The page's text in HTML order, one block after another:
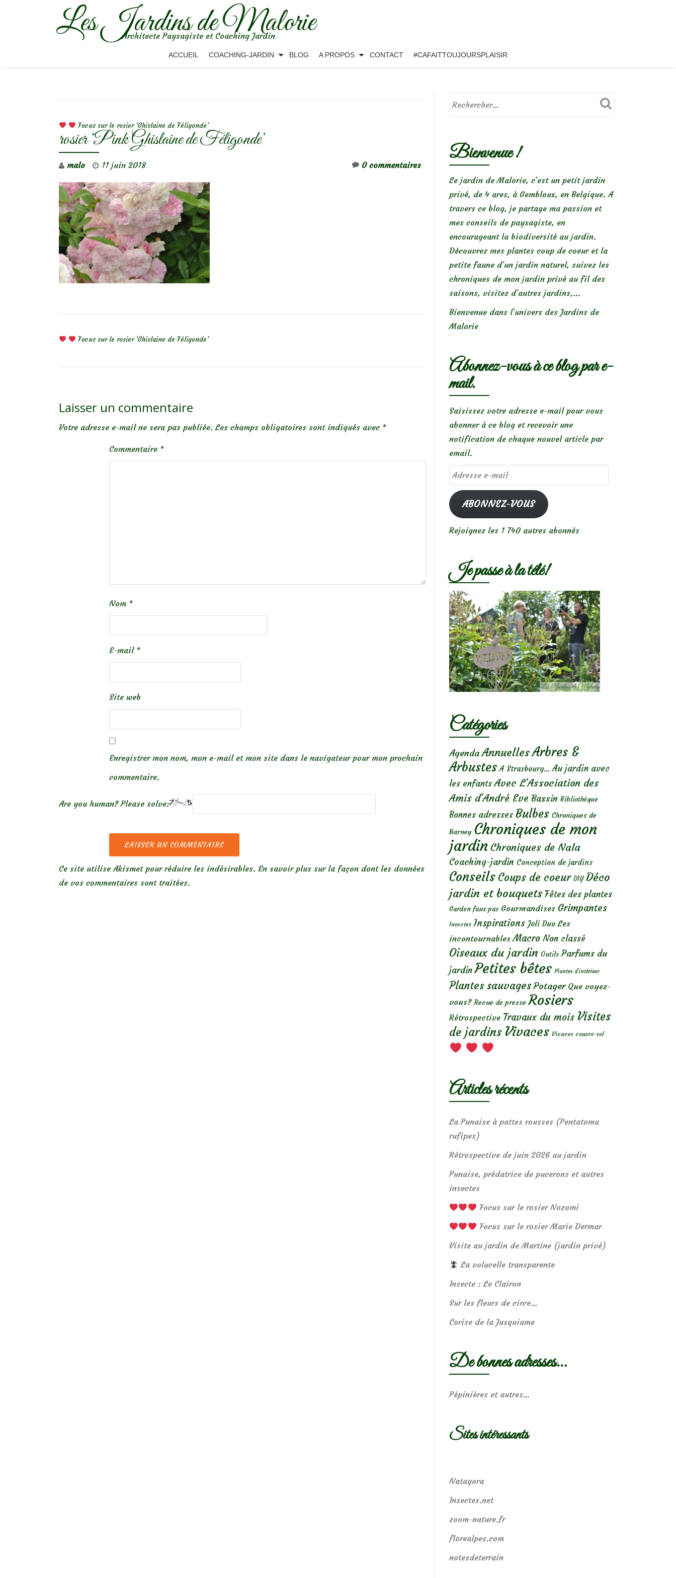
Les Jardins de Malorie
Architecte Paysagiste et Coaching Jardin
ACCUEIL COACHING-JARDIN BLOG A PROPOS CONTACT #CAFAITTOUJOURSPLAISIR
Focus sur le rosier ‘Ghislaine de Féligonde’
rosier ‘Pink Ghislaine de Féligonde’
malo 11 juin 2018 0 commentaires
Focus sur le rosier ‘Ghislaine de Féligonde’
Laisser un commentaire
Votre adresse e-mail ne sera pas publiée. Les champs obligatoires sont indiqués avec *
Commentaire *
Nom *
E-mail *
Site web
Enregistrer mon nom, mon e-mail et mon site dans le navigateur pour mon prochain
commentaire.
Are you human? Please solve:
Ce site utilise Akismet pour réduire les indésirables. En savoir plus sur la façon dont les données
de vos commentaires sont traitées.
Bienvenue !
Le jardin de Malorie, c'est un petit jardin
privé, de 4 ares, à Gembloux, en Belgique. A
travers ce blog, je partage ma passion et
mes conseils de paysagiste, en
encourageant la biodiversité au jardin.
Découvrez mes plantes coup de coeur et la
petite faune d’un jardin naturel, suivez les
chroniques de mon jardin privé au fil des
saisons, visitez d’autres jardins,...
Bienvenue dans l’univers des Jardins de
Malorie
Abonnez-vous à ce blog par e-
mail.
Saisissez votre adresse e-mail pour vous
abonner à ce blog et recevoir une
notification de chaque nouvel article par
email.
Adresse
e-
mailABONNEZ-VOUS
Rejoignez les 1 740 autres abonnés
Je passe à la télé!
Catégories
Agenda AnnuellesArbres &
Arbustes A Strasbourg... Au jardin avec
les enfants Avec L'Association des
Amis d'André Eve Bassin Bibliothèque
Bonnes adresses Bulbes Chroniques de
Barney Chroniques de mon
jardin Chroniques de Nala
Coaching-jardin Conception de jardins
Conseils Coups de coeur DIY Déco
jardin et bouquets Fêtes des plantes
Garden faux pas Gourmandises Grimpantes
Insectes Inspirations Joli Duo Les
incontournables Macro Non classé
Oiseaux du jardin Outils Parfums du
jardin Petites bêtes Plantes d’intérieur
Plantes sauvages Potager Que voyez-
vous? Revue de presse Rosiers
Rétrospective Travaux du mois Visites
de jardins Vivaces Vivaces couvre-sol
Articles récents
La Punaise à pattes rousses (Pentatoma
rufipes)
Rétrospective de juin 2026 au jardin
Punaise, prédatrice de pucerons et autres
insectes
Focus sur le rosier Nozomi
Focus sur le rosier Marie Dermar
Visite au jardin de Martine (jardin privé)
La volucelle transparente
Insecte : Le Clairon
Sur les fleurs de circe…
Corise de la Jusquiame
De bonnes adresses…
Pépinières et autres…
Sites intéressants
Natagora
Insectes.net
zoom-nature.fr
florealpes.com
notesdeterrain